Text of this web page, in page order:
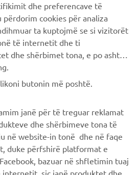
dhe preferencave të
cookies për analiza
ta kuptojmë se si vizitorët
të internetit dhe ti
dhe shërbimet tona, e po ashtu ti
butonin më poshtë.
janë për të treguar reklamat
dhe shërbimeve tona të
në website-in tonë dhe në faqe
duke përfshirë platformat e
bazuar në shfletimin tuaj
siç janë produktet dhe